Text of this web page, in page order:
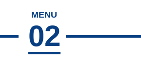
MENU
02